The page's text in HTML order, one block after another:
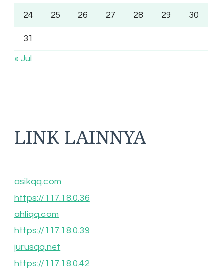
24 25 26 27 28 29 30
31
« Jul
LINK LAINNYA
asikqq.com
https://117.18.0.36
ahliqq.com
https://117.18.0.39
jurusqq.net
https://117.18.0.42